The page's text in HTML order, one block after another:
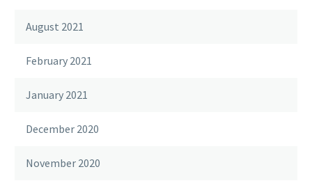
August 2021
February 2021
January 2021
December 2020
November 2020